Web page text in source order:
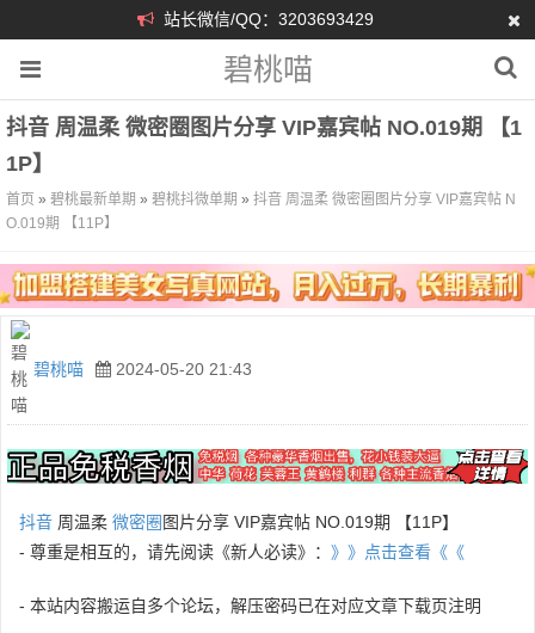
站长微信/QQ：3203693429
碧桃喵
抖音 周温柔 微密圈图片分享 VIP嘉宾帖 NO.019期 【1
1P】
首页 » 碧桃最新单期 » 碧桃抖微单期 » 抖音 周温柔 微密圈图片分享 VIP嘉宾帖 N
O.019期 【11P】
碧桃喵 2024-05-20 21:43
抖音 周温柔 微密圈 图片分享 VIP嘉宾帖 NO.019期 【11P】
- 尊重是相互的，请先阅读《新人必读》： 》》点击查看《《
- 本站内容搬运自多个论坛，解压密码已在对应文章下载页注明